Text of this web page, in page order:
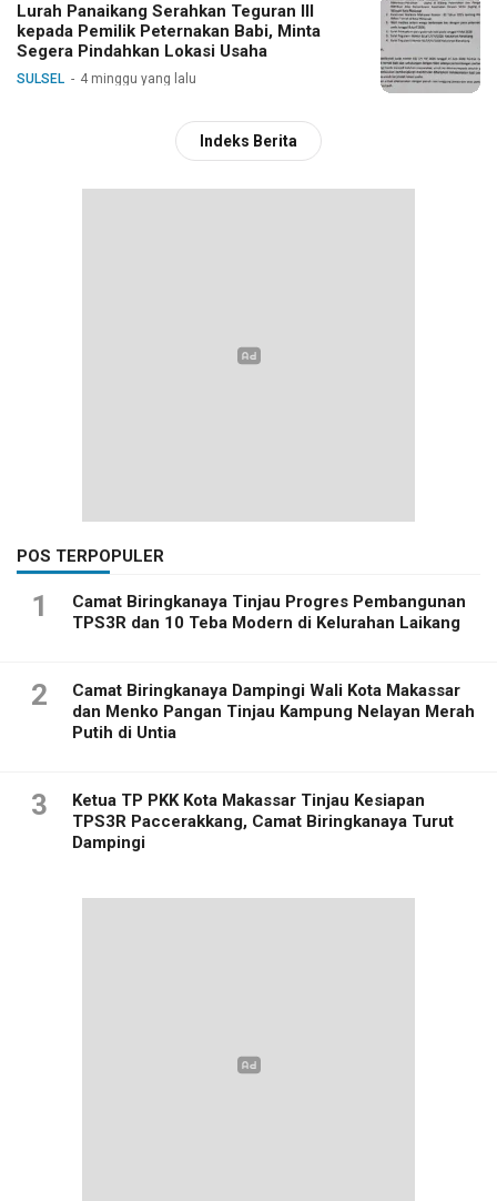
Lurah Panaikang Serahkan Teguran III
kepada Pemilik Peternakan Babi, Minta
Segera Pindahkan Lokasi Usaha
SULSEL 4 minggu yang lalu
Indeks Berita
POS TERPOPULER
1
Camat Biringkanaya Tinjau Progres Pembangunan
TPS3R dan 10 Teba Modern di Kelurahan Laikang
2
Camat Biringkanaya Dampingi Wali Kota Makassar
dan Menko Pangan Tinjau Kampung Nelayan Merah
Putih di Untia
3
Ketua TP PKK Kota Makassar Tinjau Kesiapan
TPS3R Paccerakkang, Camat Biringkanaya Turut
Dampingi